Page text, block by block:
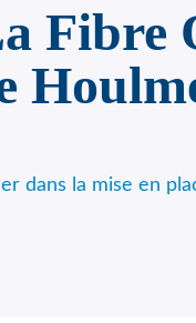
Fibre
dans la mise en